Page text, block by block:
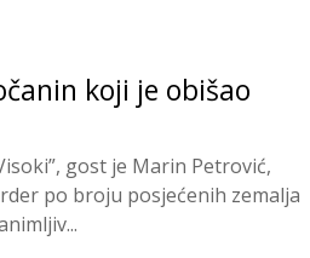
koji je obišao
gost je Marin Petrović,
po broju posjećenih zemalja